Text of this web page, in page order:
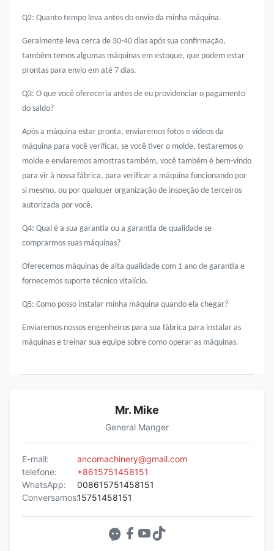
Q2: Quanto tempo leva antes do envio da minha máquina.
Geralmente leva cerca de 30-40 dias após sua confirmação,
também temos algumas máquinas em estoque, que podem estar
prontas para envio em até 7 dias.
Q3: O que você ofereceria antes de eu providenciar o pagamento
do saldo?
Após a máquina estar pronta, enviaremos fotos e vídeos da
máquina para você verificar, se você tiver o molde, testaremos o
molde e enviaremos amostras também, você também é bem-vindo
para vir à nossa fábrica, para verificar a máquina funcionando por
si mesmo, ou por qualquer organização de inspeção de terceiros
autorizada por você.
Q4: Qual é a sua garantia ou a garantia de qualidade se
comprarmos suas máquinas?
Oferecemos máquinas de alta qualidade com 1 ano de garantia e
fornecemos suporte técnico vitalício.
Q5: Como posso instalar minha máquina quando ela chegar?
Enviaremos nossos engenheiros para sua fábrica para instalar as
máquinas e treinar sua equipe sobre como operar as máquinas.
Mr. Mike
General Manger
E-mail:
ancomachinery@gmail.com
telefone:
+8615751458151
WhatsApp:
008615751458151
Conversamos:15751458151